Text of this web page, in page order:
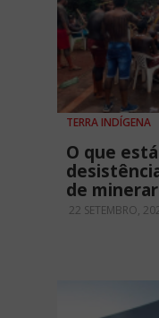
TERRA INDÍGENA
O que
de
22 SETEMBRO,